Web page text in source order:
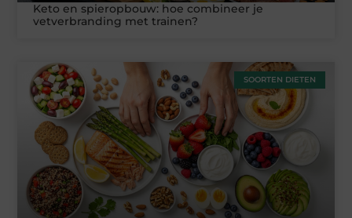
Keto en spieropbouw: hoe combineer je
vetverbranding met trainen?
SOORTEN DIETEN